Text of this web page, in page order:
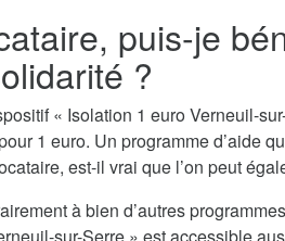
puis-je
?
« Isolation 1 euro Verneuil-
1 euro. Un programme d’aide
est-il vrai que l’on peut
à bien d’autres
sur-Serre » est accessible